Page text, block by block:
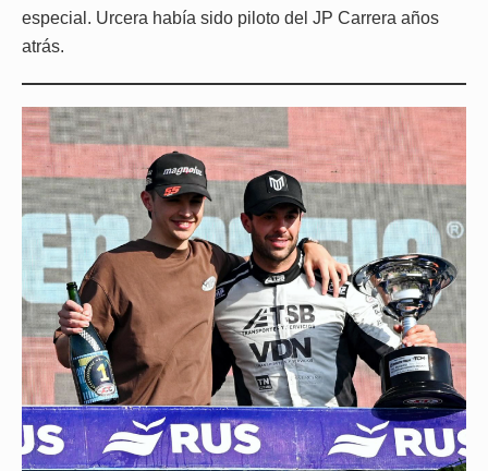
especial. Urcera había sido piloto del JP Carrera años
atrás.